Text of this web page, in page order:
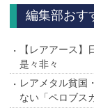
編集部おす
【レアアース
是々非々
レアメタル貧国
ない「ペロブス